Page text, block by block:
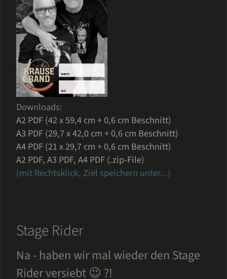
Downloads:
A2 PDF (42 x 59,4 cm + 0,6 cm Beschnitt)
A3 PDF (29,7 x 42,0 cm + 0,6 cm Beschnitt)
A4 PDF (21 x 29,7 cm + 0,6 cm Beschnitt)
A2 PDF, A3 PDF, A4 PDF (.zip-File)
(mit Rechtsklick, Ziel speichern unter...)
Stage Rider
Na - haben wir mal wieder den Stage
Rider versiebt 😉 ?!